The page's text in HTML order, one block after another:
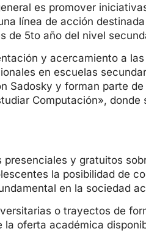
es promover
línea de acción
de 5to año del nivel
y acercamiento a
en escuelas
Sadosky y forman parte
Computación»,
y gratuitos
la posibilidad de
en la sociedad
o trayectos de
oferta académica